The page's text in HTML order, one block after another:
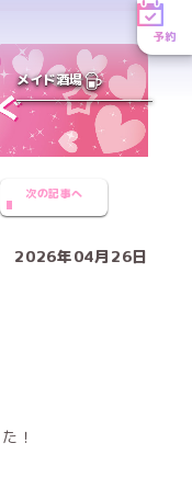
予約
メイド酒場
次の記事へ
2026年04月26日
！